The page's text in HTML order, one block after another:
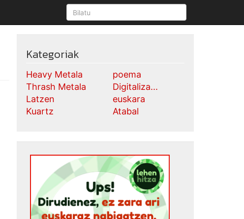
Kategoriak
Heavy Metala
Thrash Metala
Latzen
Kuartz
poema
Digitaliza...
euskara
Atabal